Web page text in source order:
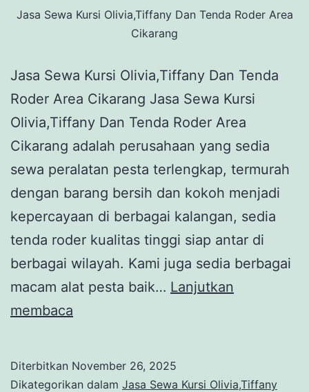
Jasa Sewa Kursi Olivia,Tiffany Dan Tenda Roder Area
Cikarang
Jasa Sewa Kursi Olivia,Tiffany Dan Tenda
Roder Area Cikarang Jasa Sewa Kursi
Olivia,Tiffany Dan Tenda Roder Area
Cikarang adalah perusahaan yang sedia
sewa peralatan pesta terlengkap, termurah
dengan barang bersih dan kokoh menjadi
kepercayaan di berbagai kalangan, sedia
tenda roder kualitas tinggi siap antar di
berbagai wilayah. Kami juga sedia berbagai
macam alat pesta baik… Lanjutkan
membaca
Olivia,Tiffany
Diterbitkan November 26, 2025
Dikategorikan dalam Jasa Sewa Kursi Olivia,Tiffany